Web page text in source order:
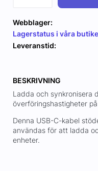
Webblager:
Lagerstatus i våra
Leveranstid:
BESKRIVNING
Ladda och synkronisera
överföringshastigheter
Denna USB-C-kabel
användas för att ladda
enheter.